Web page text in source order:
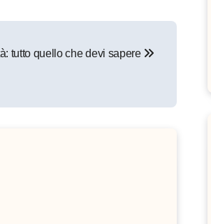
tutto quello che devi sapere